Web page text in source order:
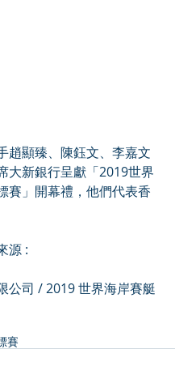
趙顯臻、陳鈺文、李嘉文
大新銀行呈獻「2019世界
賽」開幕禮，他們代表香
源 :
公司 / 2019 世界海岸賽艇
賽